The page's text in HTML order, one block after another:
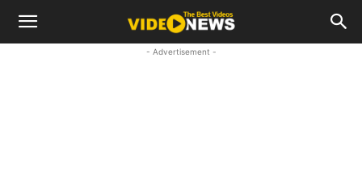
- Advertisement -